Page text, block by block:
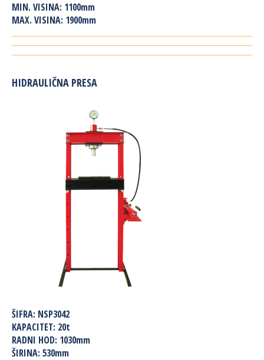
MIN. VISINA: 1100mm
MAX. VISINA: 1900mm
HIDRAULIČNA PRESA
ŠIFRA: NSP3042
KAPACITET: 20t
RADNI HOD: 1030mm
ŠIRINA: 530mm